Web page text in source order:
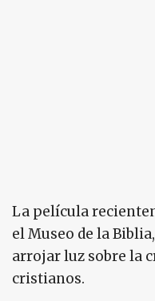
La película
el Museo de la
arrojar luz sobre la
cristianos.